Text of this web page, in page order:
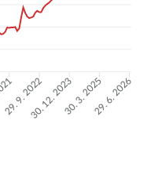
29. 9. 202230. 12. 202330. 3. 202529. 6. 2026